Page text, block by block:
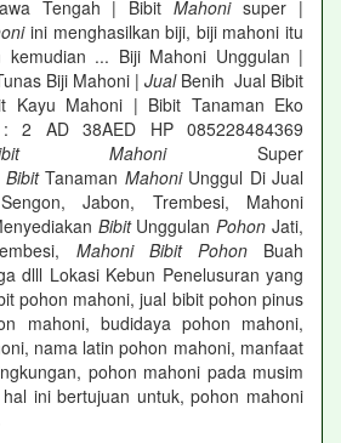
Tengah | BibitMahonisuper |
ini menghasilkan biji, biji mahoni itu
kemudian ... Biji Mahoni Unggulan |
Biji Mahoni | JualBenih Jual Bibit
Kayu Mahoni | Bibit Tanaman Eko
2 AD 38AED HP 085228484369
MahoniSuper
BibitTanaman MahoniUnggul Di Jual
Jabon, Trembesi, Mahoni
BibitUnggulanPohon Jati,
Mahoni Bibit PohonBuah
dlll Lokasi Kebun Penelusuran yang
pohon mahoni, jual bibit pohon pinus
mahoni, budidaya pohon mahoni,
nama latin pohon mahoni, manfaat
pohon mahoni pada musim
ini bertujuan untuk, pohon mahoni